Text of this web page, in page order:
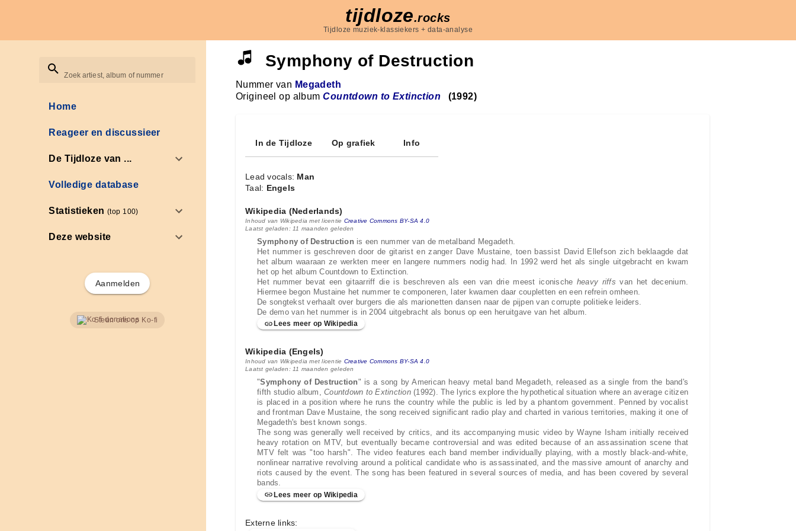
tijdloze.rocks
Tijdloze muziek-klassiekers + data-analyse
Zoek artiest, album of nummer
Home
Reageer en discussieer
De Tijdloze van ...
Volledige database
Statistieken(top 100)
Deze website
Aanmelden
Steun ons op Ko-fi
Symphony of Destruction
Nummer van Megadeth
Origineel op albumCountdown to Extinction (1992)
In de Tijdloze Op grafiek Info
Lead vocals: Man
Taal: Engels
Wikipedia (Nederlands)
Inhoud van Wikipedia met licentie Creative Commons BY-SA 4.0
Laatst geladen: 11 maanden geleden
Symphony of Destruction is een nummer van de metalband Megadeth.
Het nummer is geschreven door de gitarist en zanger Dave Mustaine, toen bassist David Ellefson zich beklaagde dat
het album waaraan ze werkten meer en langere nummers nodig had. In 1992 werd het als single uitgebracht en kwam
het op het album Countdown to Extinction.
Het nummer bevat een gitaarriff die is beschreven als een van drie meest iconische heavy riffs van het decenium.
Hiermee begon Mustaine het nummer te componeren, later kwamen daar coupletten en een refrein omheen.
De songtekst verhaalt over burgers die als marionetten dansen naar de pijpen van corrupte politieke leiders.
De demo van het nummer is in 2004 uitgebracht als bonus op een heruitgave van het album.
Lees meer op Wikipedia
Wikipedia (Engels)
Inhoud van Wikipedia met licentie Creative Commons BY-SA 4.0
Laatst geladen: 11 maanden geleden
"Symphony of Destruction" is a song by American heavy metal band Megadeth, released as a single from the band's
fifth studio album,Countdown to Extinction(1992). The lyrics explore the hypothetical situation where an average citizen
is placed in a position where he runs the country while the public is led by a phantom government. Penned by vocalist
and frontman Dave Mustaine, the song received significant radio play and charted in various territories, making it one of
Megadeth's best known songs.
The song was generally well received by critics, and its accompanying music video by Wayne Isham initially received
heavy rotation on MTV, but eventually became controversial and was edited because of an assassination scene that
MTV felt was "too harsh". The video features each band member individually playing, with a mostly black-and-white,
nonlinear narrative revolving around a political candidate who is assassinated, and the massive amount of anarchy and
riots caused by the event. The song has been featured in several sources of media, and has been covered by several
bands.
Lees meer op Wikipedia
Externe links: